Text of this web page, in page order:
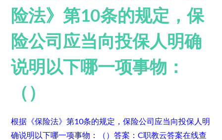
险法》第10条的规定，保
险公司应当向投保人明确
说明以下哪一项事物：
（）
根据《保险法》第10条的规定，保险公司应当向投保人明
确说明以下哪一项事物：（）答案：C职教云答案在线查